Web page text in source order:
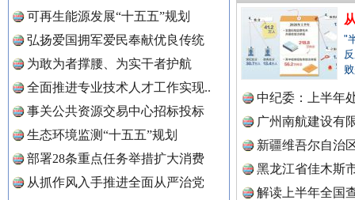
可再生能源发展“十五五”规划
弘扬爱国拥军爱民奉献优良传统
为敢为者撑腰、为实干者护航
全面推进专业技术人才工作实现..
事关公共资源交易中心招标投标
生态环境监测“十五五”规划
部署28条重点任务举措扩大消费
从抓作风入手推进全面从严治党
"
中纪委：上半年
广州南航建设有
新疆维吾尔自治
黑龙江省佳木斯
解读上半年全国
中国公众新闻网.
中国公民新闻网.
中国公共新闻网.
红船起航处 潮起向未来 广州